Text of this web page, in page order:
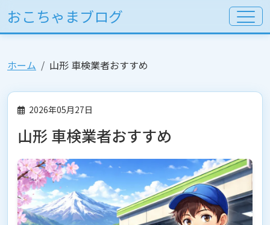
おこちゃまブログ
ホーム 山形 車検業者おすすめ
2026年05月27日
山形 車検業者おすすめ